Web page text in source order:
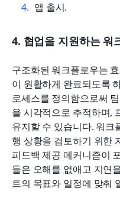
앱 출시.
4. 협업을 지원하는 워
구조화된 워크플로우는
이 원활하게 완료되도록
로세스를 정의함으로써
을 시각적으로 추적하며,
유지할 수 있습니다. 워크
행 상황을 검토하기 위한
피드백 제공 메커니즘이
들은 오해를 없애고 지연
트의 목표와 일정에 맞춰